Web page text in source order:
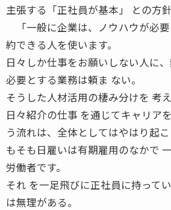
主張する「正社員が基本」 との方
「一般に企業は、ノウハウが必
約できる人を使います。
日々しか仕事をお願いしない人に
必要とする業務は頼ま ない。
そうした人材活用の棲み分けを 考
日々紹介の仕事 を通じてキャリア
う流れは、全体としてはやはり起
もそも日雇いは有期雇用のなかで
労働者です。
それ を一足飛びに正社員に持って
は無理がある。